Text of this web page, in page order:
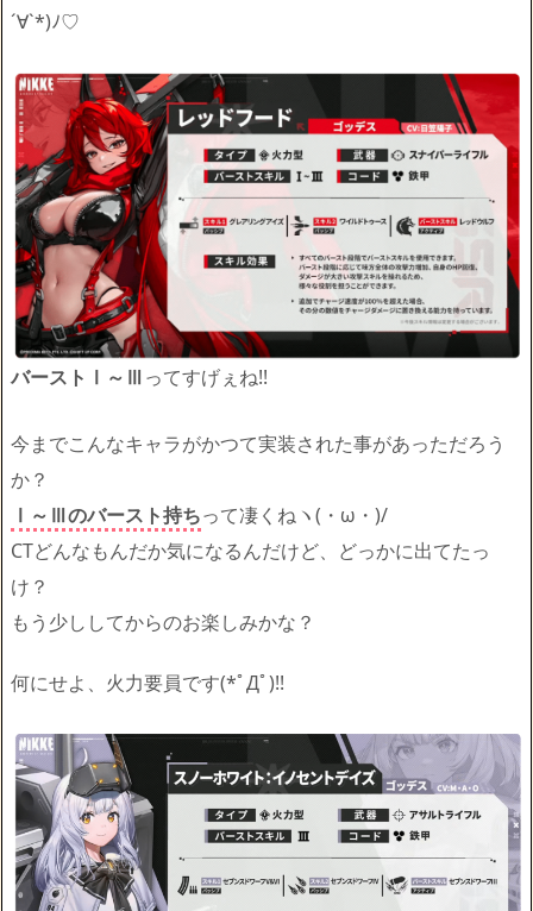
´∀`*)ﾉ♡
バーストⅠ～Ⅲ ってすげぇね!!
今までこんなキャラがかつて実装された事があっただろう
か？
Ⅰ～Ⅲのバースト持ちって凄くねヽ(・ω・)/
CTどんなもんだか気になるんだけど、どっかに出てたっ
け？
もう少ししてからのお楽しみかな？
何にせよ、火力要員です(*ﾟДﾟ)!!